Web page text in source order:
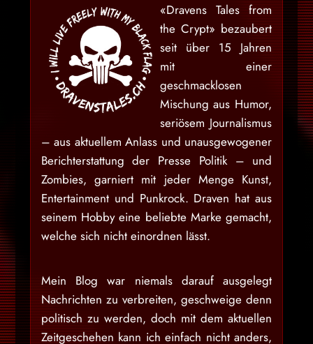
«Dravens Tales from
the Crypt» bezaubert
seit über 15 Jahren
mit einer
geschmacklosen
Mischung aus Humor,
seriösem Journalismus
– aus aktuellem Anlass und unausgewogener
Berichterstattung der Presse Politik – und
Zombies, garniert mit jeder Menge Kunst,
Entertainment und Punkrock. Draven hat aus
seinem Hobby eine beliebte Marke gemacht,
welche sich nicht einordnen lässt.
Mein Blog war niemals darauf ausgelegt
Nachrichten zu verbreiten, geschweige denn
politisch zu werden, doch mit dem aktuellen
Zeitgeschehen kann ich einfach nicht anders,